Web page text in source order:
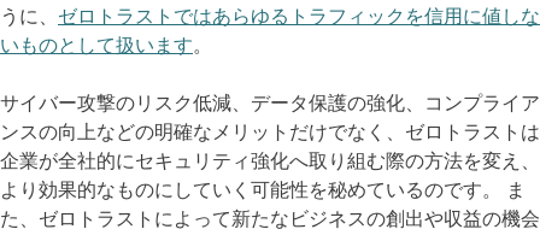
うに、 ゼロトラストではあらゆるトラフィックを信用に値しな
いものとして扱います。
サイバー攻撃のリスク低減、データ保護の強化、コンプライア
ンスの向上などの明確なメリットだけでなく、ゼロトラストは
企業が全社的にセキュリティ強化へ取り組む際の方法を変え、
より効果的なものにしていく可能性を秘めているのです。 ま
た、ゼロトラストによって新たなビジネスの創出や収益の機会